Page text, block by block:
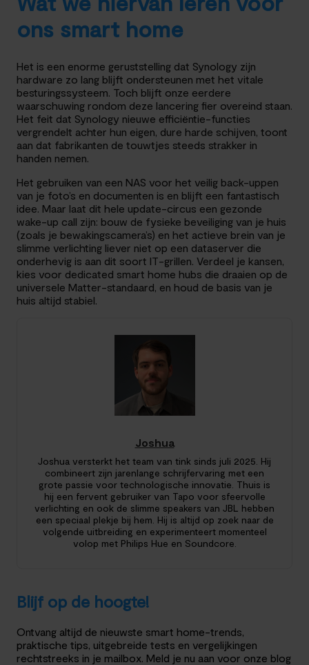
ons smart home
Het is een enorme geruststelling dat Synology zijn
hardware zo lang blijft ondersteunen met het vitale
besturingssysteem. Toch blijft onze eerdere
waarschuwing rondom deze lancering fier overeind staan.
Het feit dat Synology nieuwe efficiëntie-functies
vergrendelt achter hun eigen, dure harde schijven, toont
aan dat fabrikanten de touwtjes steeds strakker in
handen nemen.
Het gebruiken van een NAS voor het veilig back-uppen
van je foto’s en documenten is en blijft een fantastisch
idee. Maar laat dit hele update-circus een gezonde
wake-up call zijn: bouw de fysieke beveiliging van je huis
(zoals je bewakingscamera’s) en het actieve brein van je
slimme verlichting liever niet op een dataserver die
onderhevig is aan dit soort IT-grillen. Verdeel je kansen,
kies voor dedicated smart home hubs die draaien op de
universele Matter-standaard, en houd de basis van je
huis altijd stabiel.
Joshua
Joshua versterkt het team van tink sinds juli 2025. Hij
combineert zijn jarenlange schrijfervaring met een
grote passie voor technologische innovatie. Thuis is
hij een fervent gebruiker van Tapo voor sfeervolle
verlichting en ook de slimme speakers van JBL hebben
een speciaal plekje bij hem. Hij is altijd op zoek naar de
volgende uitbreiding en experimenteert momenteel
volop met Philips Hue en Soundcore.
Blijf op de hoogte!
Ontvang altijd de nieuwste smart home-trends,
praktische tips, uitgebreide tests en vergelijkingen
rechtstreeks in je mailbox. Meld je nu aan voor onze blog